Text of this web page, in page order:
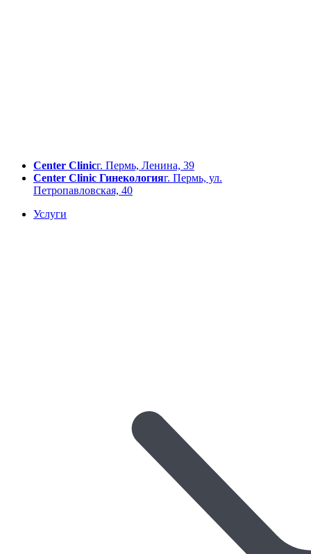
Center Clinicг. Пермь, Ленина, 39
Center Clinic Гинекологияг. Пермь, ул.
Петропавловская, 40
Услуги